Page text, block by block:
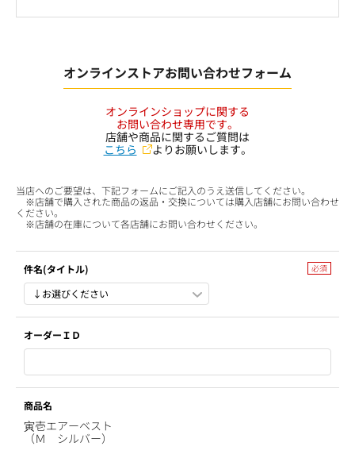
オンラインストアお問い合わせフォーム
オンラインショップに関する
お問い合わせ専用です。
店舗や商品に関するご質問は
こちら
よりお願いします。
当店へのご要望は、下記フォームにご記入のうえ送信してください。
※店舗で購入された商品の返品・交換については購入店舗にお問い合わせ
ください。
※店舗の在庫について各店舗にお問い合わせください。
件名(タイトル)
オーダーＩＤ
商品名
寅壱エアーベスト
（Ｍ シルバー）